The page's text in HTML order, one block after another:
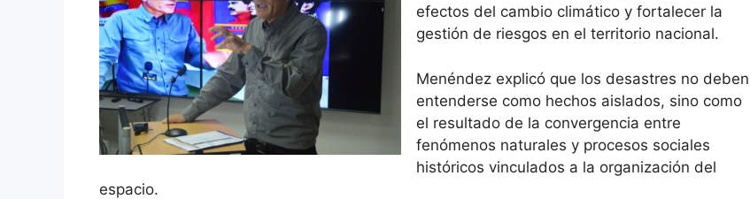
efectos del cambio climático y fortalecer la
gestión de riesgos en el territorio nacional.
Menéndez explicó que los desastres no deben
entenderse como hechos aislados, sino como
el resultado de la convergencia entre
fenómenos naturales y procesos sociales
históricos vinculados a la organización del
espacio.